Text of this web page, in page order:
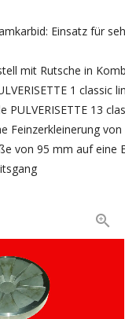
Einsatz für
mit Rutsche in
1 classic
PULVERISETTE 13
Feinzerkleinerung
von 95 mm auf eine